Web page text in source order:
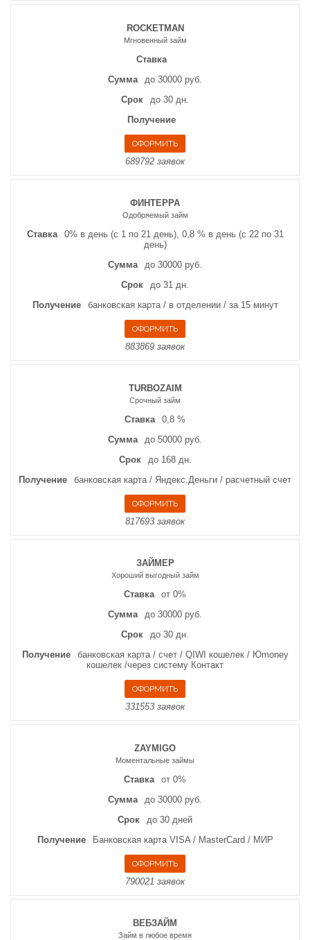
ROCKETMAN
Мгновенный займ
Ставка
Сумма
до 30000 руб.
Срок
до 30 дн.
Получение
689792 заявок
ФИНТЕРРА
Одобряемый займ
Ставка
0% в день (с 1 по 21 день), 0,8 % в день (с 22 по 31
день)
Сумма
до 30000 руб.
Срок
до 31 дн.
Получение
банковская карта / в отделении / за 15 минут
883869 заявок
TURBOZAIM
Срочный займ
Ставка
0,8 %
Сумма
до 50000 руб.
Срок
до 168 дн.
Получение
банковская карта / Яндекс.Деньги / расчетный счет
817693 заявок
ЗАЙМЕР
Хороший выгодный займ
Ставка
от 0%
Сумма
до 30000 руб.
Срок
до 30 дн.
Получение
банковская карта / счет / QIWI кошелек / Юmoney
кошелек /через систему Контакт
331553 заявок
ZAYMIGO
Моментальные займы
Ставка
от 0%
Сумма
до 30000 руб.
Срок
до 30 дней
Получение
Банковская карта VISA / MasterCard / МИР
790021 заявок
ВЕБЗАЙМ
Займ в любое время